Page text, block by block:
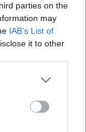
parties on the
may
IAB’s List of
it to other
more Google
may click to
party tags to
below Google